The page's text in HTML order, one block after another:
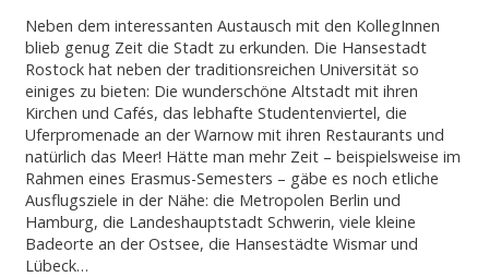
Neben dem interessanten Austausch mit den KollegInnen
blieb genug Zeit die Stadt zu erkunden. Die Hansestadt
Rostock hat neben der traditionsreichen Universität so
einiges zu bieten: Die wunderschöne Altstadt mit ihren
Kirchen und Cafés, das lebhafte Studentenviertel, die
Uferpromenade an der Warnow mit ihren Restaurants und
natürlich das Meer! Hätte man mehr Zeit – beispielsweise im
Rahmen eines Erasmus-Semesters – gäbe es noch etliche
Ausflugsziele in der Nähe: die Metropolen Berlin und
Hamburg, die Landeshauptstadt Schwerin, viele kleine
Badeorte an der Ostsee, die Hansestädte Wismar und
Lübeck…